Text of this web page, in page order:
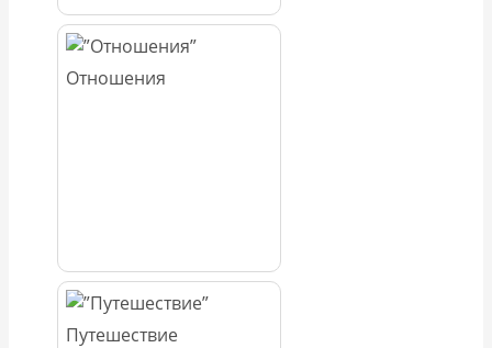
Отношения
Путешествие